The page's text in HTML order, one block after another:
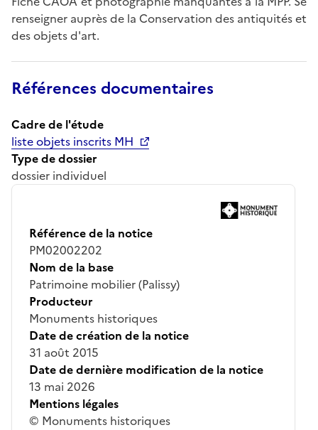
renseigner auprès de la Conservation des antiquités et
des objets d'art.
Références documentaires
Cadre de l'étude
liste objets inscrits MH
Type de dossier
dossier individuel
Référence de la notice
PM02002202
Nom de la base
Patrimoine mobilier (Palissy)
Producteur
Monuments historiques
Date de création de la notice
31 août 2015
Date de dernière modification de la notice
13 mai 2026
Mentions légales
© Monuments historiques